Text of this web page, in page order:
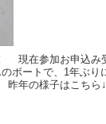
現在参加お申込み
のボートで、1年ぶり
昨年の様子はこちら